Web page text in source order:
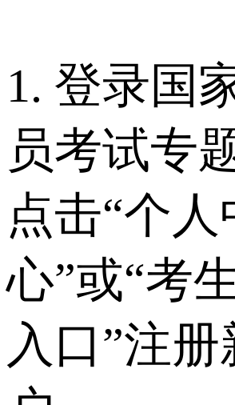
1. 登录国
员考试专
点击“个人
心”或“考
入口”注册